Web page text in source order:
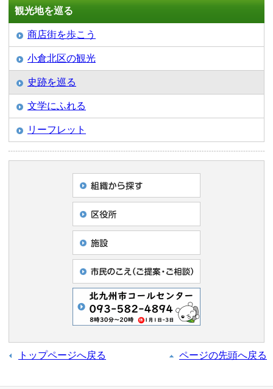
観光地を巡る
商店街を歩こう
小倉北区の観光
史跡を巡る
文学にふれる
リーフレット
トップページへ戻る ページの先頭へ戻る